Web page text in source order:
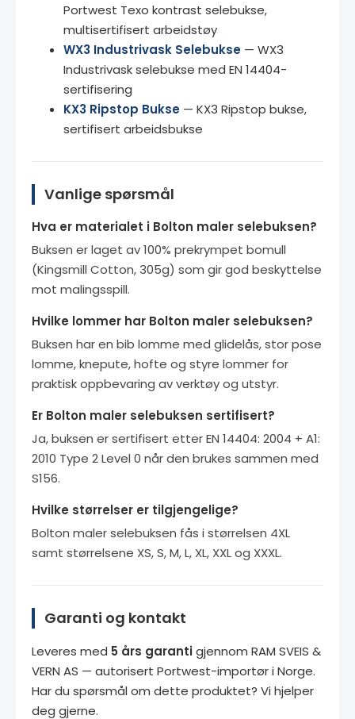
Portwest Texo kontrast selebukse,
multisertifisert arbeidstøy
WX3 Industrivask Selebukse — WX3
Industrivask selebukse med EN 14404-
sertifisering
KX3 Ripstop Bukse — KX3 Ripstop bukse,
sertifisert arbeidsbukse
Vanlige spørsmål
Hva er materialet i Bolton maler selebuksen?
Buksen er laget av 100% prekrympet bomull
(Kingsmill Cotton, 305g) som gir god beskyttelse
mot malingsspill.
Hvilke lommer har Bolton maler selebuksen?
Buksen har en bib lomme med glidelås, stor pose
lomme, knepute, hofte og styre lommer for
praktisk oppbevaring av verktøy og utstyr.
Er Bolton maler selebuksen sertifisert?
Ja, buksen er sertifisert etter EN 14404: 2004 + A1:
2010 Type 2 Level 0 når den brukes sammen med
S156.
Hvilke størrelser er tilgjengelige?
Bolton maler selebuksen fås i størrelsen 4XL
samt størrelsene XS, S, M, L, XL, XXL og XXXL.
Garanti og kontakt
Leveres med 5 års garantigjennom RAM SVEIS &
VERN AS — autorisert Portwest-importør i Norge.
Har du spørsmål om dette produktet? Vi hjelper
deg gjerne.